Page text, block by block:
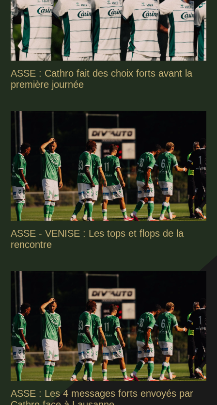
ASSE : Cathro fait des choix forts avant la
première journée
ASSE - VENISE : Les tops et flops de la
rencontre
ASSE : Les 4 messages forts envoyés par